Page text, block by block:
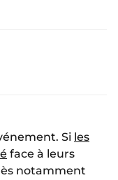
Si les
face à leurs
notamment